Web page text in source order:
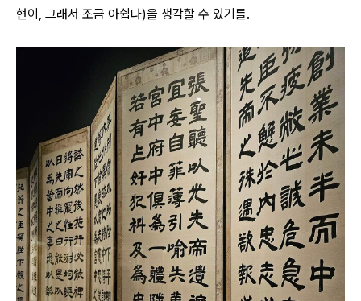
현이, 그래서 조금 아쉽다)을 생각할 수 있기를.